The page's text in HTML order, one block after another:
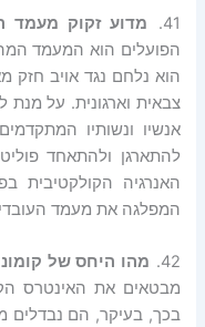
41. מדוע זקוק מעמד
הפועלים הוא המעמד
הוא נלחם נגד אויב חזק
צבאית וארגונית. על מנת
אנשיו ונשותיו
להתארגן ולהתאחד
האנרגיה הקולקטיבית
המפלגה את מעמד
42. מהו היחס של
מבטאים את האינטרס
בכך, בעיקר, הם נבדלים